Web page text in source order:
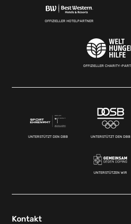
OFFIZIELLER HOTELPARTNER
OFFIZIELLER CHARITY-
UNTERSTÜTZT DEN DBB UNTERSTÜTZT DEN DBB
UNTERSTÜTZEN WIR
Kontakt